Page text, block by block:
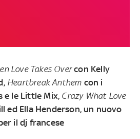
Love Takes Overcon Kelly
Heartbreak Anthem con i
e le Little Mix, Crazy What Love
ed Ella Henderson, un nuovo
il dj francese